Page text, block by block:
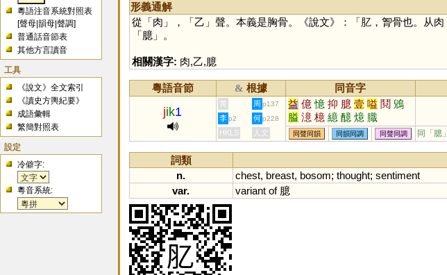
粵語注音系統對照表
[聲母 |韻母 |聲調]
普通話音節表
其他方言讀音
工具
《說文》全文索引
《讀史方輿紀要》
成語彙輯
繁簡對照表
設定
冷僻字:
粵音系統:
形義通解
從「肉 」，「乙 」聲。本義是胸骨。《說文》：「肊，胷骨也。从
「臆」。
相關漢字: 肉,乙,臆
粵語音節 & 根據 同音字
jik1
黃 周 p137 益 億 憶 抑 臆 壹 嗌 鬩 鶂
膉 澺 檍 繶 醷 燱 膱
李 p2 何 p228
HKLS 人文 同聲同韻 同韻同調 同聲同調 同「 臆 」
詞類
n.
chest, breast, bosom; thought; sentiment
var.
variant of臆